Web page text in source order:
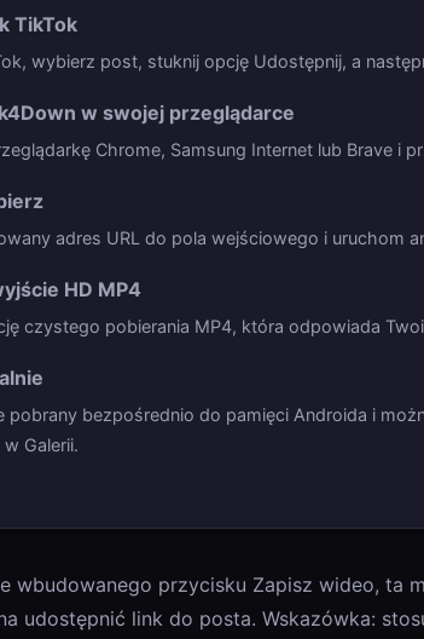
TikTok
wybierz post, stuknij opcję Udostępnij, a
w swojej przeglądarce
Chrome, Samsung Internet lub Brave i
adres URL do pola wejściowego i uruchom
HD MP4
czystego pobierania MP4, która odpowiada
pobrany bezpośrednio do pamięci Androida i
Galerii.
wbudowanego przycisku Zapisz wideo, ta
udostępnić link do posta. Wskazówka: